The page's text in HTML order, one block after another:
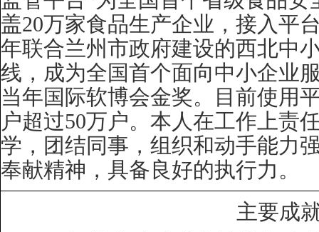
盖20万家食品生产企业，接入平
年联合兰州市政府建设的西北中
线，成为全国首个面向中小企业
当年国际软博会金奖。目前使用
户超过50万户。本人在工作上责
学，团结同事，组织和动手能力
奉献精神，具备良好的执行力。
主要成